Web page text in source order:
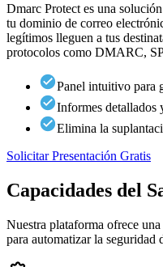
Dmarc Protect es una
tu dominio de correo
legítimos lleguen a tus
protocolos como DMARC,
Panel intuitivo para
Informes detallados
Elimina la
Solicitar Presentación Gratis
Capacidades del
Nuestra plataforma ofrece
para automatizar la seguridad